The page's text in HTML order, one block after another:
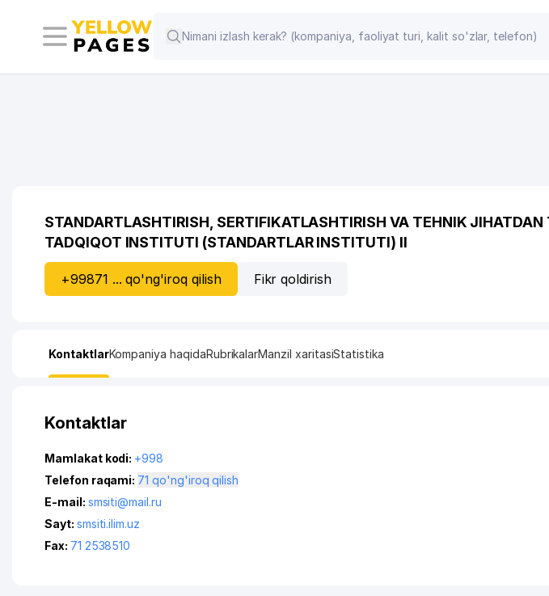
STANDARTLASHTIRISH, SERTIFIKATLASHTIRISH VA TEHNIK
TADQIQOT INSTITUTI (STANDARTLAR INSTITUTI) II
+99871 ... qo'ng'iroq qilish Fikr qoldirish
KontaktlarKompaniya haqidaRubrikalarManzil xaritasiStatistika
Kontaktlar
Mamlakat kodi: +998
Telefon raqami:
71 qo'ng'iroq qilish
E-mail: smsiti@mail.ru
Sayt: smsiti.ilim.uz
Fax: 71 2538510